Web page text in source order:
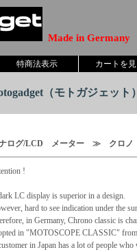
Made in Germany
特商法表示 カートを
（モトガジェッ
ナログ/LCD メーター ≫ ク
!
LC display is superior in a design.
hard to see indication under the
in Germany, Chrono classic is
in "MOTOSCOPE CLASSIC"
in Japan has a lot of people